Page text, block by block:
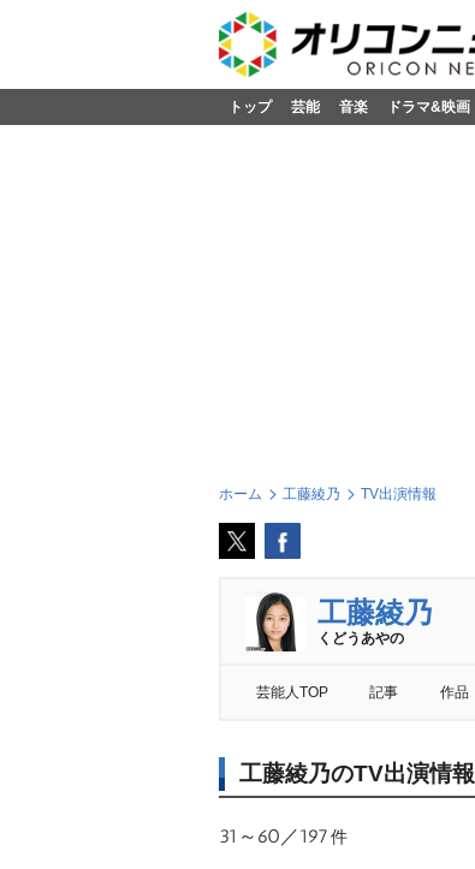
トップ 芸能 音楽 ドラマ&映画
ホーム 工藤綾乃 TV出演情報
工藤綾乃
くどうあやの
芸能人TOP 記事 作品
工藤綾乃のTV出演情報
31～60／197件